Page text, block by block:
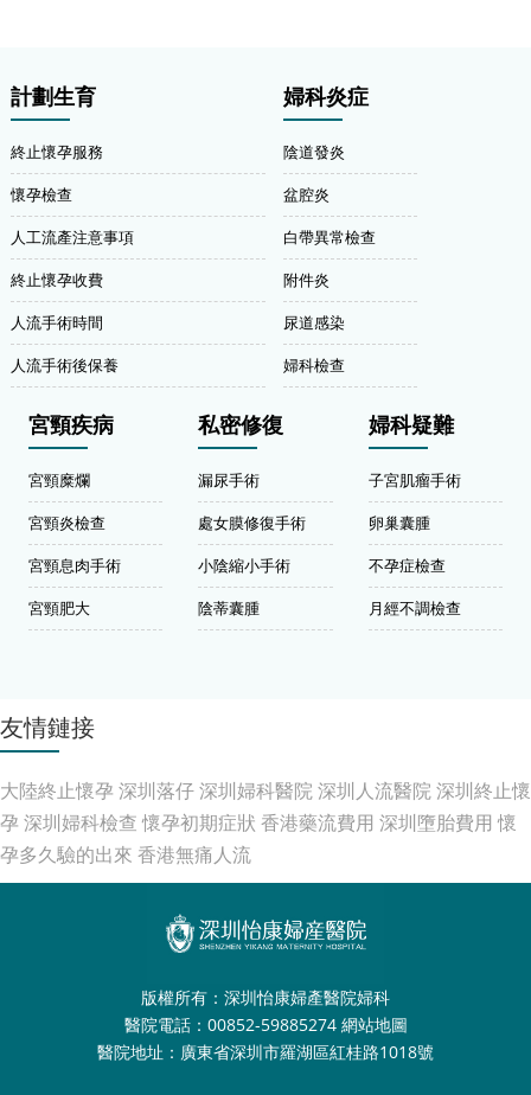
計劃生育
終止懷孕服務
懷孕檢查
人工流產注意事項
終止懷孕收費
人流手術時間
人流手術後保養
婦科炎症
陰道發炎
盆腔炎
白帶異常檢查
附件炎
尿道感染
婦科檢查
宮頸疾病
宮頸糜爛
宮頸炎檢查
宮頸息肉手術
宮頸肥大
私密修復
漏尿手術
處女膜修復手術
小陰縮小手術
陰蒂囊腫
婦科疑難
子宮肌瘤手術
卵巢囊腫
不孕症檢查
月經不調檢查
友情鏈接
大陸終止懷孕 深圳落仔深圳婦科醫院深圳人流醫院深圳終止懷
孕 深圳婦科檢查 懷孕初期症狀 香港藥流費用 深圳墮胎費用 懷
孕多久驗的出來 香港無痛人流
版權所有：深圳怡康婦產醫院婦科
醫院電話：00852-59885274 網站地圖
醫院地址：廣東省深圳市羅湖區紅桂路1018號